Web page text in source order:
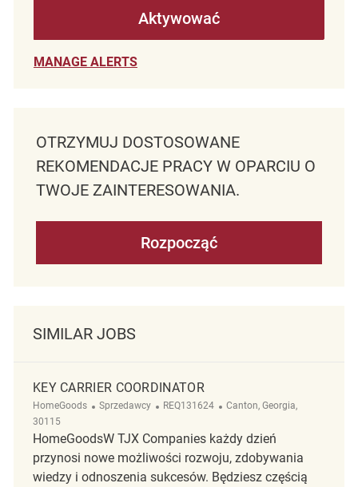
Aktywować
MANAGE ALERTS
OTRZYMUJ DOSTOSOWANE
REKOMENDACJE PRACY W OPARCIU O
TWOJE ZAINTERESOWANIA.
Rozpocząć
SIMILAR JOBS
KEY CARRIER COORDINATOR
HomeGoods Kategoria
Sprzedawcy ReqId
REQ131624 Lokalizacja
Canton, Georgia,
30115
HomeGoodsW TJX Companies każdy dzień
przynosi nowe możliwości rozwoju, zdobywania
wiedzy i odnoszenia sukcesów. Będziesz częścią